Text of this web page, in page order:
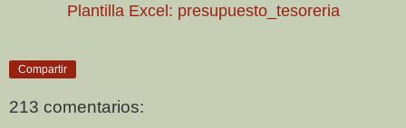
Plantilla Excel: presupuesto_tesoreria
Compartir
213 comentarios: